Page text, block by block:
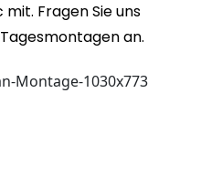
Fragen Sie uns
an.